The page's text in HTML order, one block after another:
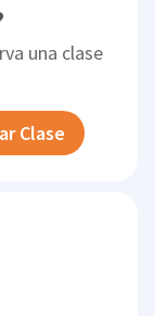
una clase
Clase